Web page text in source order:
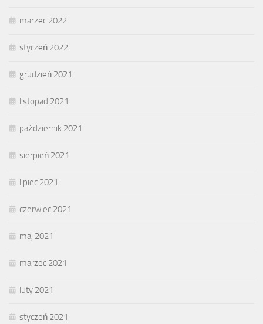
marzec 2022
styczeń 2022
grudzień 2021
listopad 2021
październik 2021
sierpień 2021
lipiec 2021
czerwiec 2021
maj 2021
marzec 2021
luty 2021
styczeń 2021